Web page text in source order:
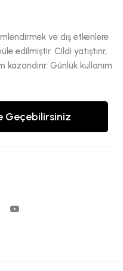
ve dış etkenlere
edilmiştir. Cildi yatıştırır,
Günlük kullanım
Geçebilirsiniz